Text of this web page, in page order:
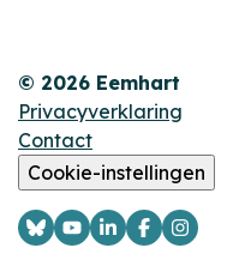
© 2026 Eemhart
Privacyverklaring
Contact
Cookie-instellingen
LogoLogoLogoLogoLogo